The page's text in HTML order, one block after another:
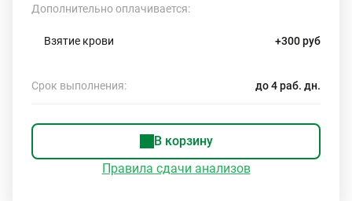
Дополнительно оплачивается:
Взятие крови +300 руб
Срок выполнения: до 4 раб. дн.
В корзину
Правила сдачи анализов